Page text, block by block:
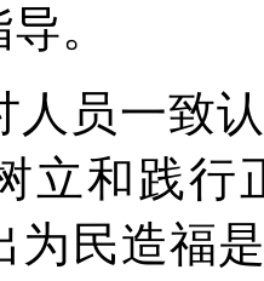
。
员一致认
立和践行
为民造福